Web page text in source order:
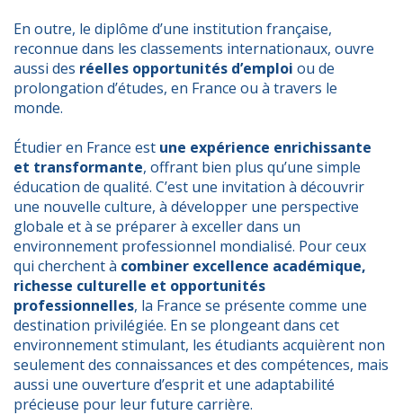
En outre, le diplôme d’une institution française,
reconnue dans les classements internationaux, ouvre
aussi des réelles opportunités d’emploi ou de
prolongation d’études, en France ou à travers le
monde.
Étudier en France est une expérience enrichissante
et transformante, offrant bien plus qu’une simple
éducation de qualité. C’est une invitation à découvrir
une nouvelle culture, à développer une perspective
globale et à se préparer à exceller dans un
environnement professionnel mondialisé. Pour ceux
qui cherchent à combiner excellence académique,
richesse culturelle et opportunités
professionnelles, la France se présente comme une
destination privilégiée. En se plongeant dans cet
environnement stimulant, les étudiants acquièrent non
seulement des connaissances et des compétences, mais
aussi une ouverture d’esprit et une adaptabilité
précieuse pour leur future carrière.